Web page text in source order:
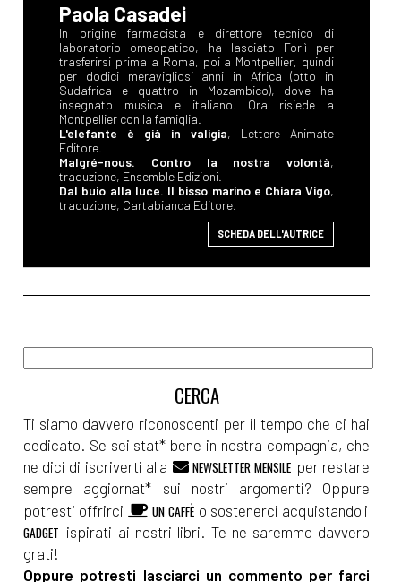
Paola Casadei
In origine farmacista e direttore tecnico di
laboratorio omeopatico, ha lasciato Forlì per
trasferirsi prima a Roma, poi a Montpellier, quindi
per dodici meravigliosi anni in Africa (otto in
Sudafrica e quattro in Mozambico), dove ha
insegnato musica e italiano. Ora risiede a
Montpellier con la famiglia.
L'elefante è già in valigia, Lettere Animate
Editore.
Malgré-nous. Contro la nostra volontà,
traduzione, Ensemble Edizioni.
Dal buio alla luce. Il bisso marino e Chiara Vigo,
traduzione, Cartabianca Editore.
SCHEDA DELL'AUTRICE
Ti siamo davvero riconoscenti per il tempo che ci hai
dedicato. Se sei stat* bene in nostra compagnia, che
ne dici di iscriverti alla
NEWSLETTER MENSILE per restare
sempre aggiornat* sui nostri argomenti? Oppure
potresti offrirci
UN CAFFÈ o sostenerci acquistando i
GADGET ispirati ai nostri libri. Te ne saremmo davvero
grati!
Oppure potresti lasciarci un commento per farci